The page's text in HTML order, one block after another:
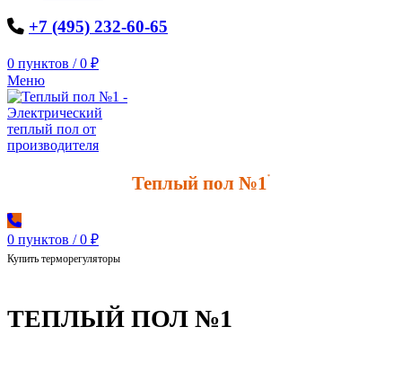
+7 (495) 232-60-65
0 пунктов / 0 ₽
Меню
Теплый пол №1 *
0 пунктов / 0 ₽
Купить терморегуляторы
ТЕПЛЫЙ ПОЛ №1